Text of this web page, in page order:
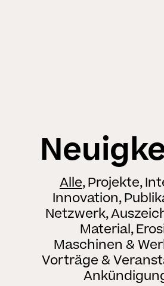
Alle Projekte
Innovation
Netzwerk
Material
Maschinen &
Vorträge &